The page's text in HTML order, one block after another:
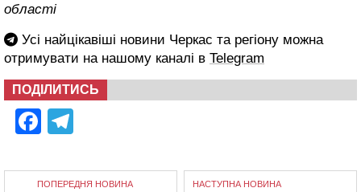
області
Усі найцікавіші новини Черкас та регіону можна
отримувати на нашому каналі в Telegram
ПОДІЛИТИСЬ
Facebook
ПОПЕРЕДНЯ НОВИНА НАСТУПНА НОВИНА